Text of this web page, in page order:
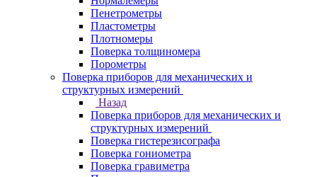
Пенетрометры
Пластометры
Плотномеры
Поверка толщиномера
Порометры
Поверка приборов для механических и
структурных измерений
Назад
Поверка приборов для механических и
структурных измерений
Поверка гистерезисографа
Поверка гониометра
Поверка гравиметра